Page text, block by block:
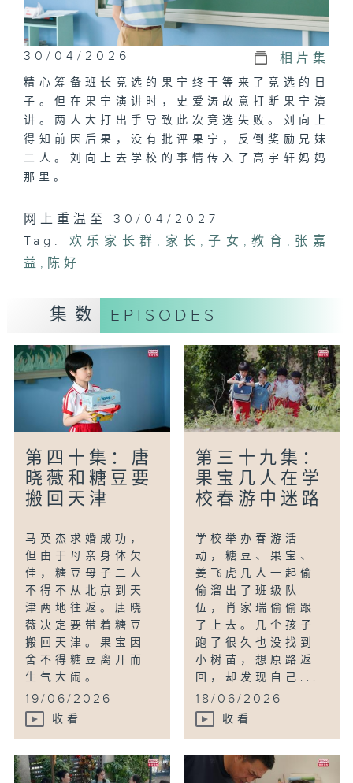
30/04/2026 相片集
精心筹备班长竞选的果宁终于等来了竞选的日
子。但在果宁演讲时，史爱涛故意打断果宁演
讲。两人大打出手导致此次竞选失败。刘向上
得知前因后果，没有批评果宁，反倒奖励兄妹
二人。刘向上去学校的事情传入了高宇轩妈妈
那里。
网上重温至 30/04/2027
Tag:
欢乐家长群 , 家长 , 子女 , 教育 , 张嘉
益 , 陈好
集数 EPISODES
第四十集：唐
晓薇和糖豆要
搬回天津
马英杰求婚成功，
但由于母亲身体欠
佳，糖豆母子二人
不得不从北京到天
津两地往返。唐晓
薇决定要带着糖豆
搬回天津。果宝因
舍不得糖豆离开而
生气大闹。
19/06/2026
收看
第三十九集：
果宝几人在学
校春游中迷路
学校举办春游活
动，糖豆、果宝、
姜飞虎几人一起偷
偷溜出了班级队
伍，肖家瑞偷偷跟
了上去。几个孩子
跑了很久也没找到
小树苗，想原路返
回，却发现自己...
18/06/2026
收看